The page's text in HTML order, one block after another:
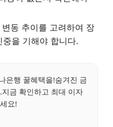
변동 추이를 고려하여 장
을 기해야 합니다.
은행 꿀혜택을!숨겨진 금
금 확인하고 최대 이자
요!